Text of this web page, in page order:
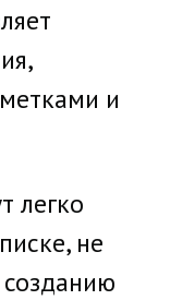
и
легко
не